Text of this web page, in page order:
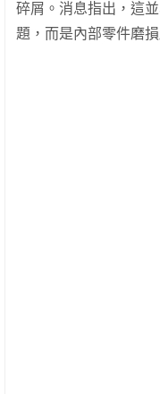
碎屑。消息指出，這
題，而是內部零件磨損